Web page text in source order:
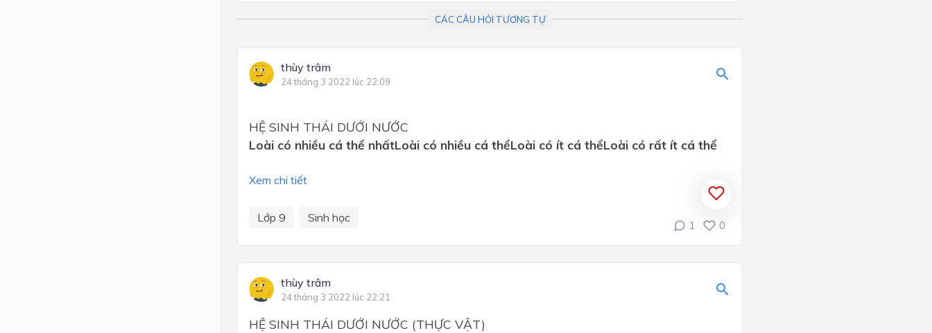
CÁC CÂU HỎI TƯƠNG TỰ
thùy trâm
24 tháng 3 2022 lúc 22:09
HỆ SINH THÁI DƯỚI NƯỚC
Loài có nhiều cá thể nhấtLoài có nhiều cá thểLoài có ít cá thểLoài có rất ít cá thể
Xem chi tiết
Lớp 9 Sinh học
1 0
thùy trâm
24 tháng 3 2022 lúc 22:21
HỆ SINH THÁI DƯỚI NƯỚC (THỰC VẬT)